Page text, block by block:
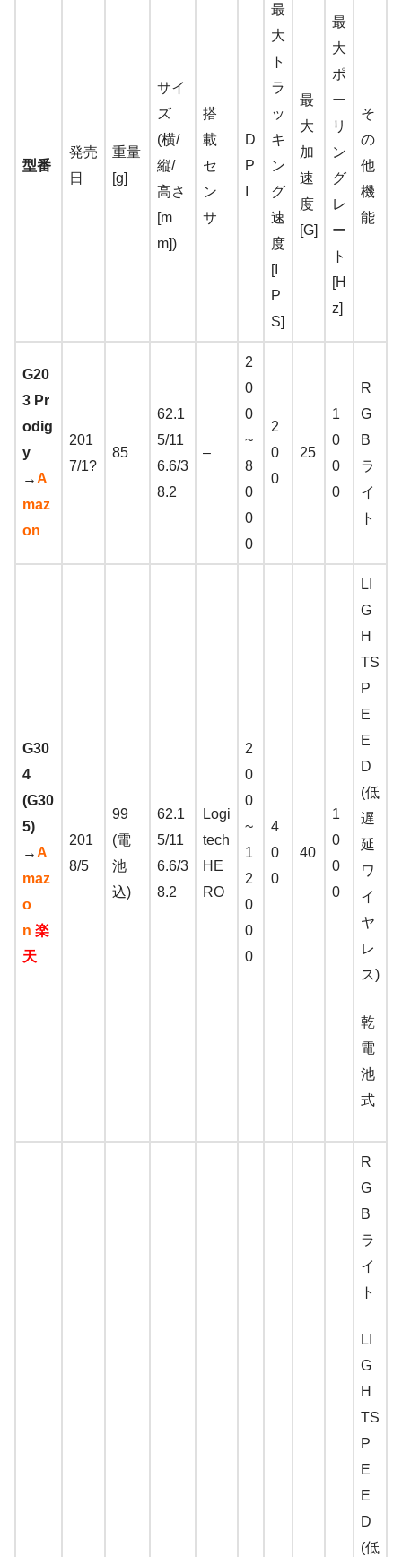
型番
発売
日
重量
[g]
サイ
ズ
(横/
縦/
高さ
[m
m])
搭
載
セ
ン
サ
D
P
最
大
ト
ラ
ッ
キ
ン
グ
速
度
[I
P
S]
最
大
加
速
度
[G]
最
大
ポ
ー
リ
ン
グ
レ
ー
ト
[H
z]
そ
の
他
機
能
G20
3 Pr
odig
y
→A
maz
on
201
7/1?
85
62.1
5/11
6.6/3
8.2
–
2
0
0
~
8
0
0
0
2
0
0
25
1
0
0
0
R
G
B
ラ
イ
ト
G30
4
(G30
5)
→A
maz
o
n 楽
天
201
8/5
99
(電
池
込)
62.1
5/11
6.6/3
8.2
Logi
tech
HE
RO
2
0
0
~
1
2
0
0
0
4
0
0
40
1
0
0
0
LI
G
H
TS
P
E
E
D
(低
遅
延
ワ
イ
ヤ
レ
ス)
乾
電
池
式
R
G
B
ラ
イ
ト
LI
G
H
TS
P
E
E
D
(低